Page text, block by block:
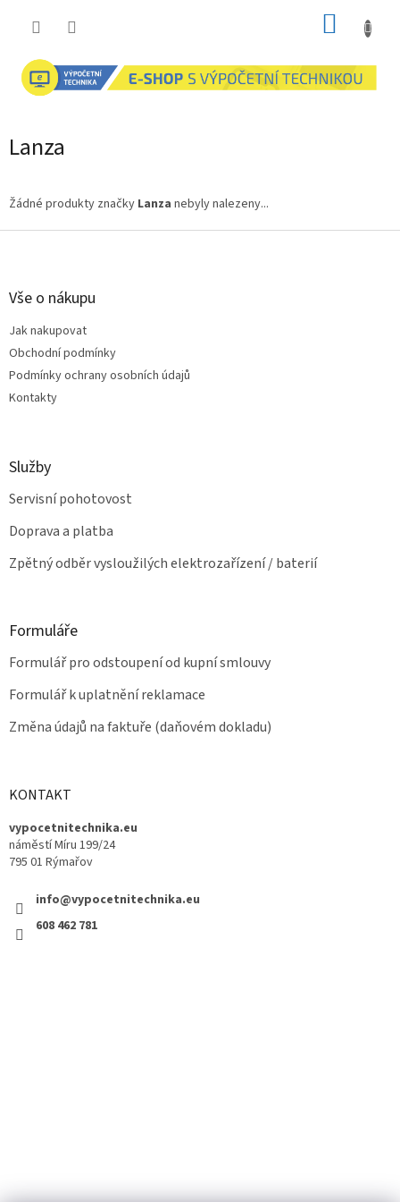
Lanza
Žádné produkty značky Lanza nebyly nalezeny...
Z
Vše o nákupu
Jak nakupovat
Obchodní podmínky
Podmínky ochrany osobních údajů
Kontakty
Služby
Servisní pohotovost
Doprava a platba
Zpětný odběr vysloužilých elektrozařízení / baterií
Formuláře
Formulář pro odstoupení od kupní smlouvy
Formulář k uplatnění reklamace
Změna údajů na faktuře (daňovém dokladu)
KONTAKT
vypocetnitechnika.eu
náměstí Míru 199/24
795 01 Rýmařov
info@vypocetnitechnika.eu
608 462 781